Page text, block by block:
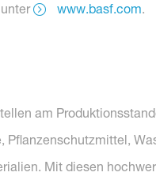
www.basf.com.
am
Pflanzenschutzmittel,
Mit diesen